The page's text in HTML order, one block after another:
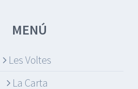
MENÚ
Les Voltes
La Carta